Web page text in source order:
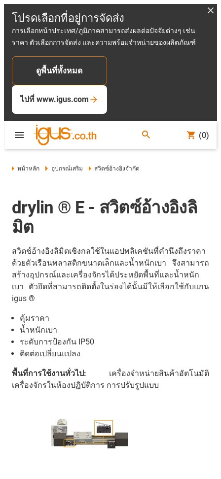
โปรดเลือกที่อยู่การจัดส่ง
การเลือกหน้าประเทศ/ภูมิภาคสามารถส่งผลต่อปัจจัยต่างๆ เช่น
ราคา ตัวเลือกการจัดส่ง และความพร้อมจำหน่ายของผลิตภัณฑ์
ดูพื้นที่ทั้งหมด
ไปที่ www.igus.com
(0)
หน้าหลัก อุปกรณ์เสริม สวิตซ์อ้างอิงจำกัด
drylin ® E - สวิตซ์อ้างอิงลิ
มิต
สวิตช์อ้างอิงลิมิตเชิงกลใช้ในแอปพลิเคชันที่คำนึงถึงราคา
ด้วยตัวเรือนพลาสติกขนาดเล็กและน้ำหนักเบา จึงสามารถ
สร้างอุปกรณ์และเครื่องจักรได้ประหยัดพื้นที่และน้ำหนัก
เบา ตัวยึดที่สามารถติดตั้งในร่องได้นั้นมีให้เลือกใช้กับแกน
igus ®
คุ้มราคา
น้ำหนักเบา
ระดับการป้องกัน IP50
ติดต่อเปลี่ยนแปลง
พื้นที่การใช้งานทั่วไป: เครื่องจำหน่ายสินค้าอัตโนมัติ
เครื่องจักรในห้องปฏิบัติการ การปรับรูปแบบ